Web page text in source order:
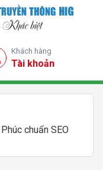
Khách hàng
Tài khoản
chuẩn SEO